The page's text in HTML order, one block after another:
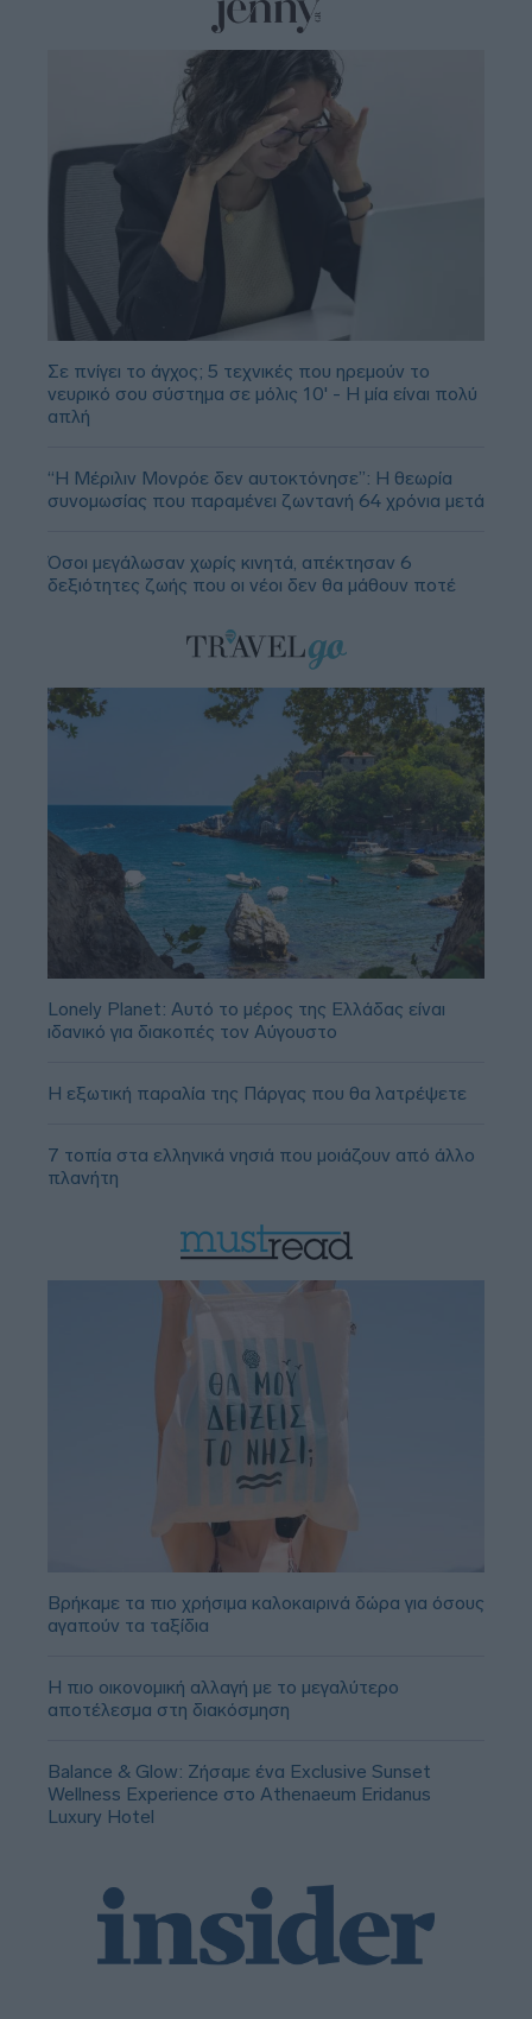
Σε πνίγει το άγχος; 5 τεχνικές που ηρεμούν το
νευρικό σου σύστημα σε μόλις 10' - Η μία είναι πολύ
απλή
“Η Μέριλιν Μονρόε δεν αυτοκτόνησε”: Η θεωρία
συνομωσίας που παραμένει ζωντανή 64 χρόνια μετά
Όσοι μεγάλωσαν χωρίς κινητά, απέκτησαν 6
δεξιότητες ζωής που οι νέοι δεν θα μάθουν ποτέ
Lonely Planet: Αυτό το μέρος της Ελλάδας είναι
ιδανικό για διακοπές τον Αύγουστο
Η εξωτική παραλία της Πάργας που θα λατρέψετε
7 τοπία στα ελληνικά νησιά που μοιάζουν από άλλο
πλανήτη
Βρήκαμε τα πιο χρήσιμα καλοκαιρινά δώρα για όσους
αγαπούν τα ταξίδια
Η πιο οικονομική αλλαγή με το μεγαλύτερο
αποτέλεσμα στη διακόσμηση
Balance & Glow: Ζήσαμε ένα Exclusive Sunset
Wellness Experience στο Athenaeum Eridanus
Luxury Hotel